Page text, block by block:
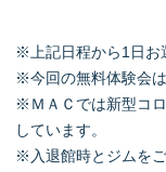
※上記日程から1日お
※今回の無料体験会
※ＭＡＣでは新型コ
しています。
※入退館時とジムを